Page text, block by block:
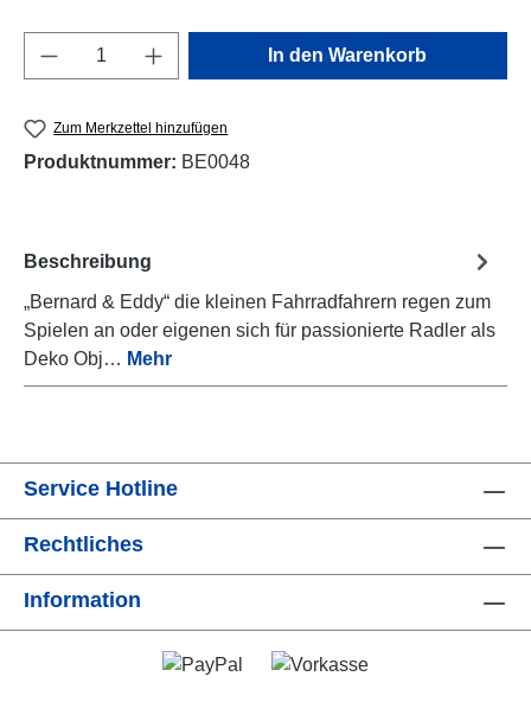
Produkt Anzahl: Gib den gewünschten
In den Warenkorb
Zum Merkzettel hinzufügen
Produktnummer: BE0048
Beschreibung
„Bernard & Eddy“ die kleinen Fahrradfahrern regen zum
Spielen an oder eigenen sich für passionierte Radler als
Deko Obj… Mehr
Service Hotline
Rechtliches
Information